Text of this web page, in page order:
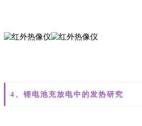
4、锂电池充放电中的发热研究